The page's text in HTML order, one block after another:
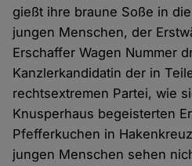
gießt ihre braune Soße in
jungen Menschen, der
Erschaffer Wagen Nummer
Kanzlerkandidatin der in
rechtsextremen Partei, wie
Knusperhaus begeisterten
Pfefferkuchen in
jungen Menschen sehen